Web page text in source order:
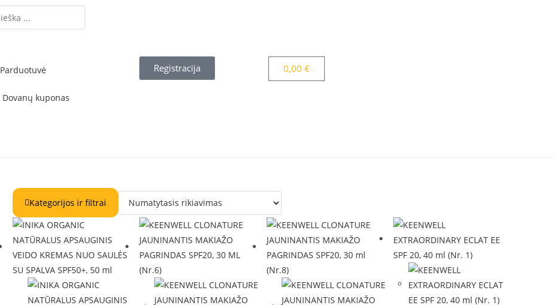
Parduotuvė
Dovanų kuponas
Registracija 0,00 €
Kategorijos ir filtrai